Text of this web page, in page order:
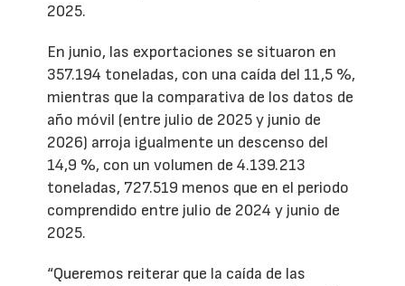
2025.
En junio, las exportaciones se situaron en
357.194 toneladas, con una caída del 11,5 %,
mientras que la comparativa de los datos de
año móvil (entre julio de 2025 y junio de
2026) arroja igualmente un descenso del
14,9 %, con un volumen de 4.139.213
toneladas, 727.519 menos que en el periodo
comprendido entre julio de 2024 y junio de
2025.
“Queremos reiterar que la caída de las